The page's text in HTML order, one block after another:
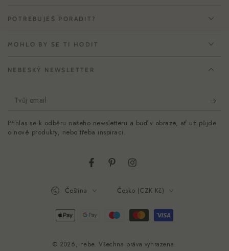
POTŘEBUJEŠ PORADIT?
MOHLO BY SE TI HODIT
NEBESKÝ NEWSLETTER
Tvůj
Přihlas se k odběru našeho newsletteru a buď v obraze, ať už půjde
o nové produkty, nebo třeba inspiraci.
FacebookPinterestInstagram
© 2026, nebe. Všechna práva vyhrazena.
Čeština Česko (CZK Kč)